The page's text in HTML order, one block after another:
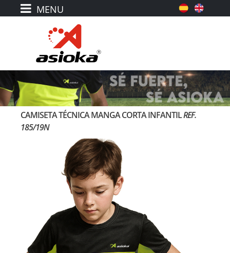
CAMISETA TÉCNICA MANGA CORTA INFANTILREF.
185/19N